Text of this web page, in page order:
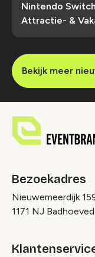
Nintendo
Attractie- &
Bekijk meer
Bezoekadres
Nieuwemeerdijk
1171 NJ